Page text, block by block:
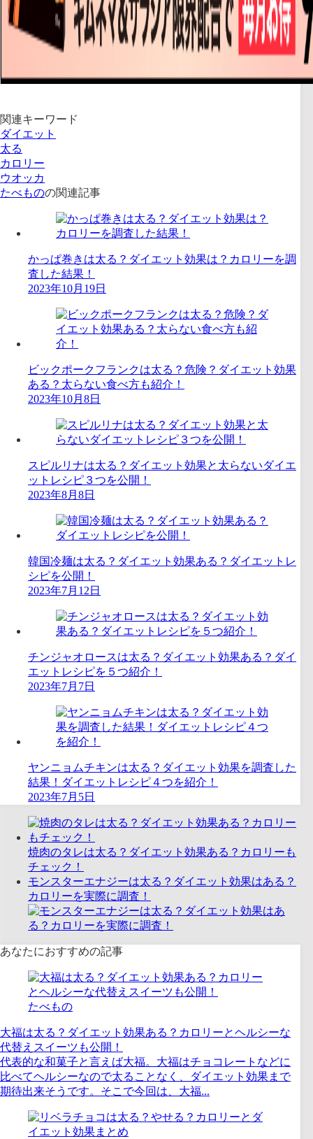
関連キーワード
ダイエット
太る
カロリー
ウオッカ
たべものの関連記事
かっぱ巻きは太る？ダイエット効果は？カロリーを調
査した結果！
2023年10月19日
ビックポークフランクは太る？危険？ダイエット効果
ある？太らない食べ方も紹介！
2023年10月8日
スピルリナは太る？ダイエット効果と太らないダイエ
ットレシピ３つを公開！
2023年8月8日
韓国冷麺は太る？ダイエット効果ある？ダイエットレ
シピを公開！
2023年7月12日
チンジャオロースは太る？ダイエット効果ある？ダイ
エットレシピを５つ紹介！
2023年7月7日
ヤンニョムチキンは太る？ダイエット効果を調査した
結果！ダイエットレシピ４つを紹介！
2023年7月5日
焼肉のタレは太る？ダイエット効果ある？カロリーも
チェック！
モンスターエナジーは太る？ダイエット効果はある？
カロリーを実際に調査！
あなたにおすすめの記事
たべもの
大福は太る？ダイエット効果ある？カロリーとヘルシーな
代替えスイーツも公開！
代表的な和菓子と言えば大福。大福はチョコレートなどに
比べてヘルシーなので太ることなく、ダイエット効果まで
期待出来そうです。そこで今回は、大福...